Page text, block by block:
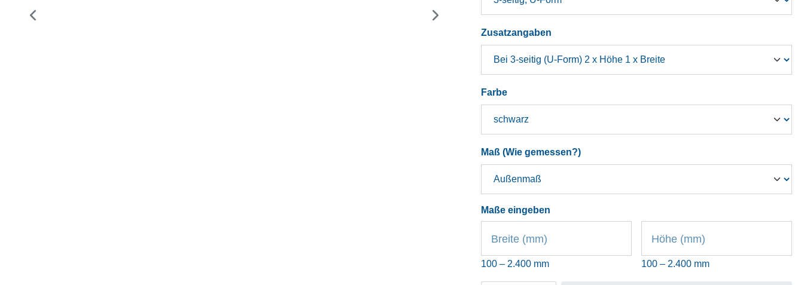
Zusatzangaben
Farbeauswählen
Maß (Wie gemessen?)auswählen
Maße eingeben
Breite (mm)
100 – 2.400 mm
Höhe (mm)
100 – 2.400 mm